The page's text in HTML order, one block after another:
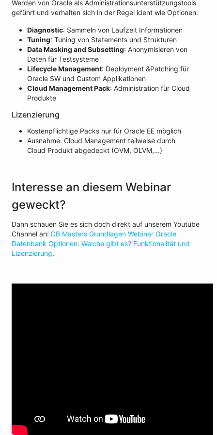
Werden von Oracle als Administrationsunterstützungstools
geführt und verhalten sich in der Regel ident wie Optionen.
Diagnostic: Sammeln von Laufzeit Informationen
Tuning: Tuning von Statements und Strukturen
Data Masking and Subsetting: Anonymisieren von
Daten für Testsysteme
Lifecycle Management: Deployment &Patching für
Oracle SW und Custom Applikationen
Cloud Management Pack: Administration für Cloud
Produkte
Lizenzierung
Kostenpflichtige Packs nur für Oracle EE möglich
Ausnahme: Cloud Management teilweise durch
Cloud Produkt abgedeckt (OVM, OLVM,...)
Interesse an diesem Webinar
geweckt?
Dann schauen Sie es sich doch direkt auf unserem Youtube
Channel an: DB Masters Grundlagen Webinar Oracle
Datenbank Optionen: Welche gibt es? Funktionalität und
Lizenzierung.